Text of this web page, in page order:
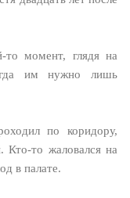
момент, глядя на
им нужно лишь
по коридору,
Кто-то жаловался на
в палате.